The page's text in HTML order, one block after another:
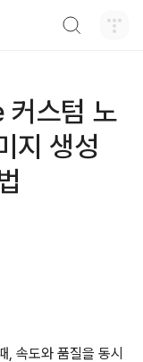
스텀 노
지 생성
속도와 품질을 동시